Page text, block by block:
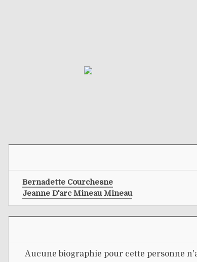
Bernadette Courchesne
Jeanne D'arc Mineau Mineau
Aucune biographie pour cette personne